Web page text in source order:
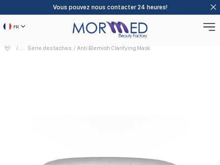
Vous pouvez nous contacter 24 heures!
FR
Série des taches Anti Blemish Clarifying Mask